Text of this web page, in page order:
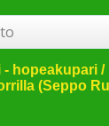
hopeakupari /
(Seppo